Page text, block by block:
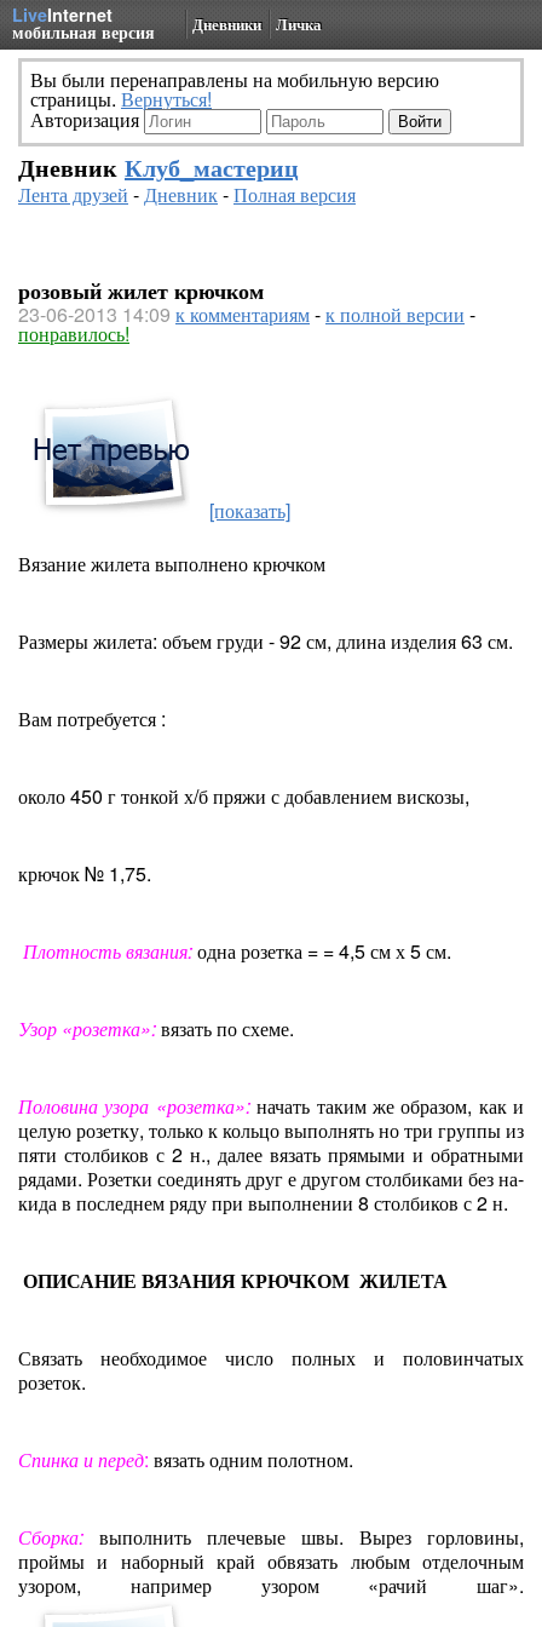
LiveInternet
мобильная версия Дневники Личка
Вы были перенаправлены на мобильную версию
страницы. Вернуться!
Авторизация
Дневник Клуб_мастериц
Лента друзей -Дневник-Полная версия
розовый жилет крючком
23-06-2013 14:09 к комментариям-к полной версии -
понравилось!
[показать]
Вязание жилета выполнено крючком
Размеры жилета: объем груди - 92см, длина изделия 63 см.
Вам потребуется :
около 450 г тонкой х/б пряжи с добавлением вискозы,
крючок № 1,75.
Плотность вязания:одна розетка = = 4,5 смх5см.
Узор «розетка»:вязать по схеме.
Половина узора «розетка»: начать таким же об­разом, как и
целую розетку, только к кольцо вы­полнять но три группы из
пяти столбиков с 2 н., далее вязать прямыми и обратными
рядами. Ро­зетки соединять друг е другом столбиками без на-
кида в последнем ряду при выполнении 8 столби­ков с 2 н.
ОПИСАНИЕ ВЯЗАНИЯ КРЮЧКОМ ЖИЛЕТА
Связать необходимое число полных и половинча­тых
розеток.
Спинка и перед: вязать одним полотном.
Сборка: выполнить плечевые швы. Вырез горло­вины,
проймы и наборный край обвязать любым отделочным
узором, например узором «рачий шаг».